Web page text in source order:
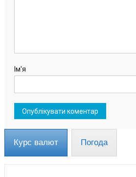
Ім'я
Курс валют Погода